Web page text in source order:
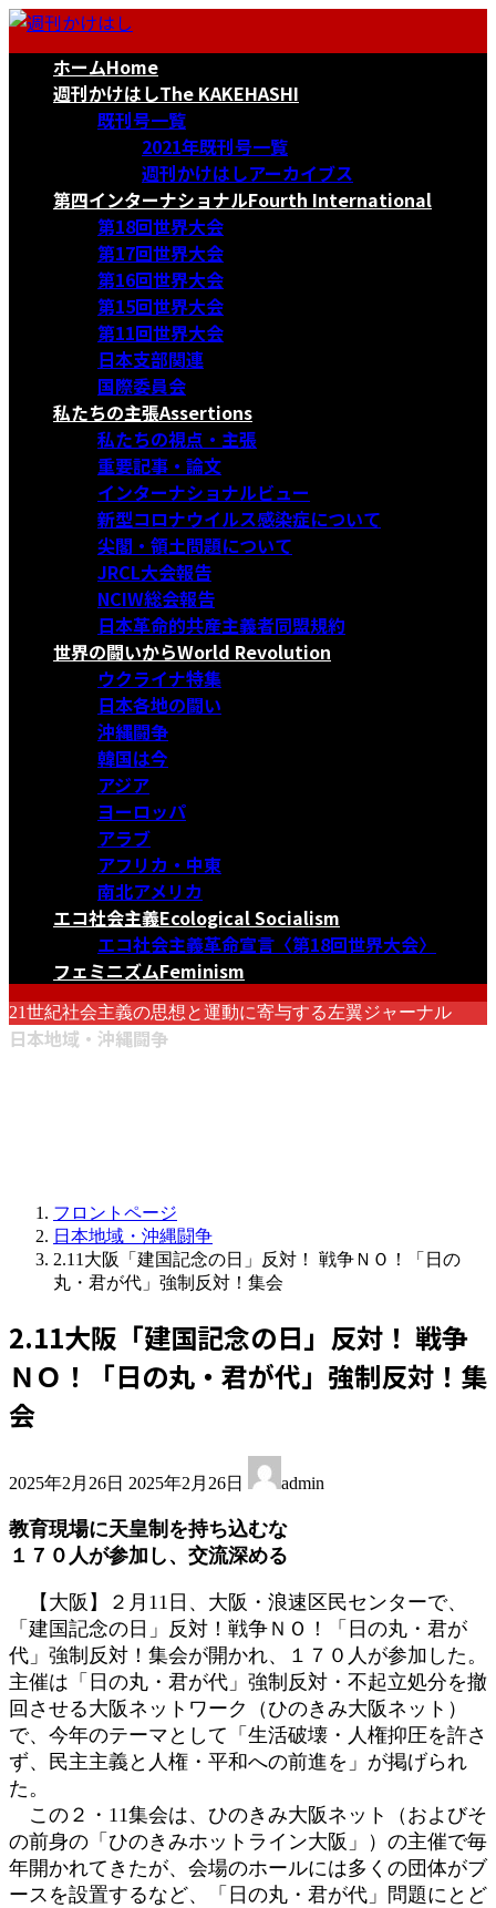
コ
ナ
ホームHome
週刊かけはしThe KAKEHASHI
既刊号一覧
2021年既刊号一覧
週刊かけはしアーカイブス
第四インターナショナルFourth International
第18回世界大会
第17回世界大会
第16回世界大会
第15回世界大会
第11回世界大会
日本支部関連
国際委員会
私たちの主張Assertions
私たちの視点・主張
重要記事・論文
インターナショナルビュー
新型コロナウイルス感染症について
尖閣・領土問題について
JRCL大会報告
NCIW総会報告
日本革命的共産主義者同盟規約
世界の闘いからWorld Revolution
ウクライナ特集
日本各地の闘い
沖縄闘争
韓国は今
アジア
ヨーロッパ
アラブ
アフリカ・中東
南北アメリカ
エコ社会主義Ecological Socialism
エコ社会主義革命宣言〈第18回世界大会〉
フェミニズムFeminism
21世紀社会主義の思想と運動に寄与する左翼ジャーナル
日本地域・沖縄闘争
フロントページ
日本地域・沖縄闘争
2.11大阪「建国記念の日」反対！ 戦争ＮＯ！「日の
丸・君が代」強制反対！集会
2.11大阪「建国記念の日」反対！ 戦争
ＮＯ！「日の丸・君が代」強制反対！集
会
2025年2月26日 終
新
日
2025年2月26日 admin
教育現場に天皇制を持ち込むな
１７０人が参加し、交流深める
【大阪】２月11日、大阪・浪速区民センターで、
「建国記念の日」反対！戦争ＮＯ！「日の丸・君が
代」強制反対！集会が開かれ、１７０人が参加した。
主催は「日の丸・君が代」強制反対・不起立処分を撤
回させる大阪ネットワーク（ひのきみ大阪ネット）
で、今年のテーマとして「生活破壊・人権抑圧を許さ
ず、民主主義と人権・平和への前進を」が掲げられ
た。
この２・11集会は、ひのきみ大阪ネット（およびそ
の前身の「ひのきみホットライン大阪」）の主催で毎
年開かれてきたが、会場のホールには多くの団体がブ
ースを設置するなど、「日の丸・君が代」問題にとど